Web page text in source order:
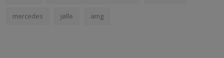
mercedes jølle amg